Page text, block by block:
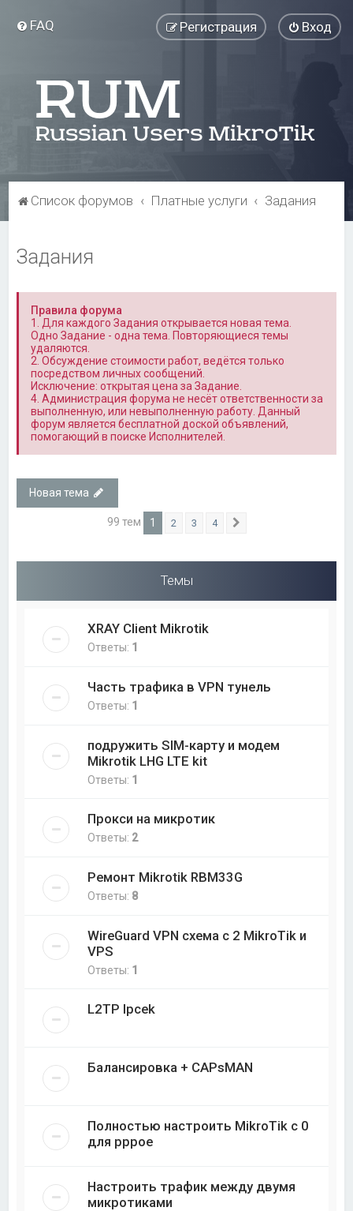
FAQ Вход
Регистрация
Список форумов Платные услуги Задания
Задания
Правила форума
1. Для каждого Задания открывается новая тема.
Одно Задание - одна тема. Повторяющиеся темы
удаляются.
2. Обсуждение стоимости работ, ведётся только
посредством личных сообщений.
Исключение: открытая цена за Задание.
4. Администрация форума не несёт ответственности за
выполненную, или невыполненную работу. Данный
форум является бесплатной доской объявлений,
помогающий в поиске Исполнителей.
Новая тема
99 тем 1 2 3 4
Темы
XRAY Client Mikrotik
Ответы: 1
Часть трафика в VPN тунель
Ответы: 1
подружить SIM-карту и модем
Mikrotik LHG LTE kit
Ответы: 1
Прокси на микротик
Ответы: 2
Ремонт Mikrotik RBM33G
Ответы: 8
WireGuard VPN схема с 2 MikroTik и
VPS
Ответы: 1
L2TP Ipcek
Балансировка + CAPsMAN
Полностью настроить MikroTik с 0
для pppoe
Настроить трафик между двумя
микротиками